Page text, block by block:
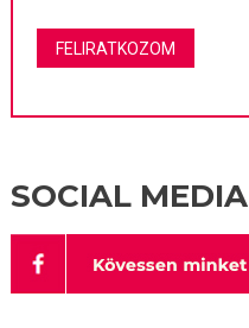
SOCIAL MEDIA